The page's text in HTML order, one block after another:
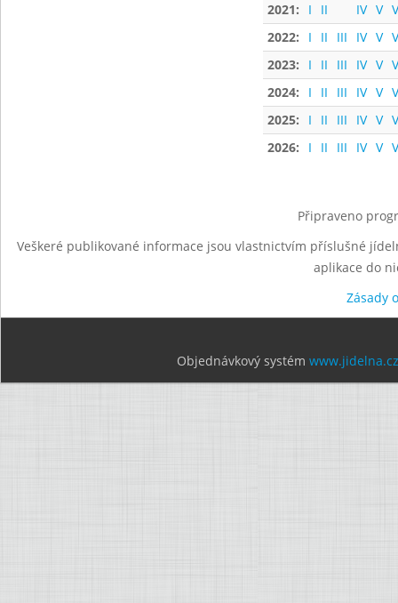
2021:
I II IV V
2022:
I II III IV V
2023:
I II III IV V
2024:
I II III IV V
2025:
I II III IV V
2026:
I II III IV V
Připraveno
Veškeré publikované informace jsou vlastnictvím příslušné
aplikace do
Zásady
Objednávkový systém www.jidelna.cz